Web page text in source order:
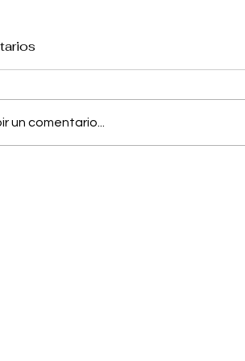
un comentario...